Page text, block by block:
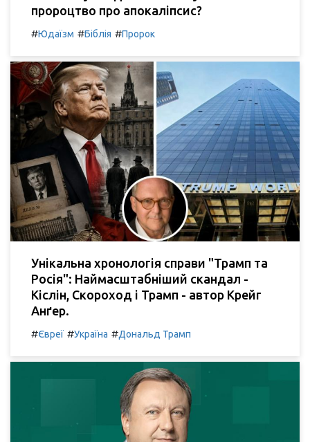
пророцтво про апокаліпсис?
#Юдаїзм #Біблія #Пророк
Унікальна хронологія справи "Трамп та
Росія": Наймасштабніший скандал -
Кіслін, Скороход і Трамп - автор Крейг
Анґер.
#Євреї #Україна #Дональд Трамп